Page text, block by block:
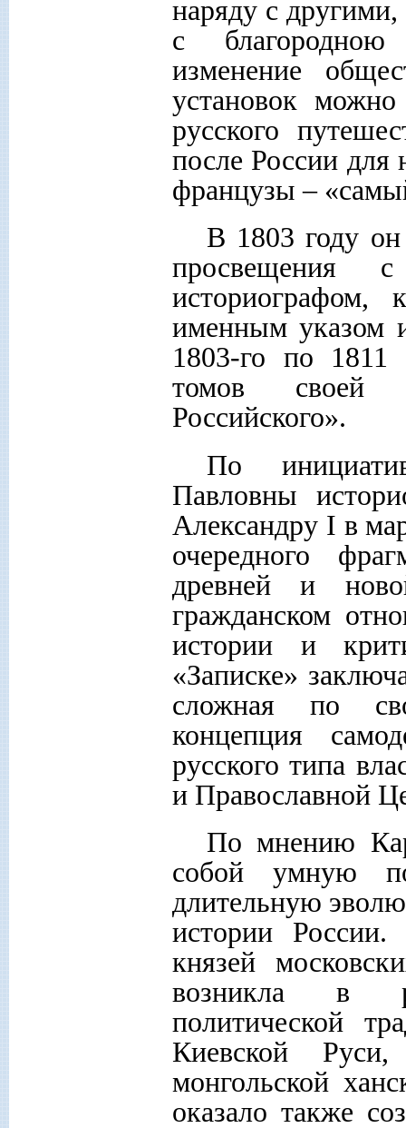
наряду с
с
изменение
установок
русского
после России для
французы –
В 1803 году он
просвещения
историографом,
именным указом
1803-го по 1811
томов своей
Российского».
По
Павловны
Александру I в
очередного
древней и
гражданском
истории и
«Записке»
сложная по
концепция
русского типа
и Православной
По мнению
собой умную
длительную
истории
князей
возникла в
политической
Киевской
монгольской
оказало также